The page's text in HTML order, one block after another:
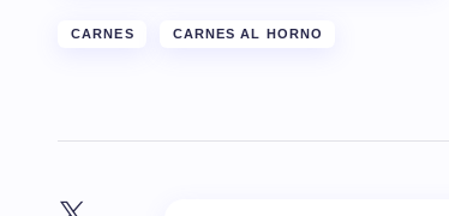
CARNES CARNES AL HORNO